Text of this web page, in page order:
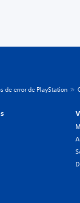
de error de PlayStation